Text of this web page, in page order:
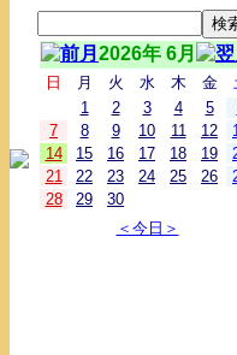
2026年 6月
日 月 火 水 木 金
1
2 3 4 5
7
8 9 10 11 12
14
15 16 17 18 19
21
22 23 24 25 26
28
29
30
＜今日＞